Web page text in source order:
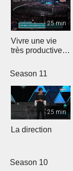
25 min
Vivre une vie
très productive -
Season 11
25 min
La direction
Season 10